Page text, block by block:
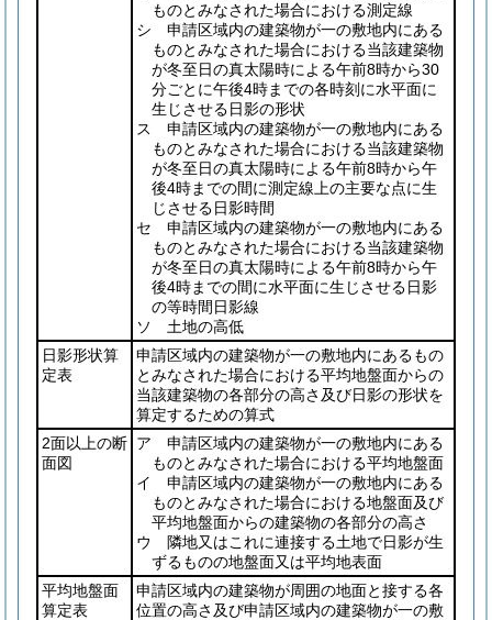
ものとみなされた場合における測定線
シ 申請区域内の建築物が一の敷地内にある
ものとみなされた場合における当該建築物
が冬至日の真太陽時による午前8時から30
分ごとに午後4時までの各時刻に水平面に
生じさせる日影の形状
ス 申請区域内の建築物が一の敷地内にある
ものとみなされた場合における当該建築物
が冬至日の真太陽時による午前8時から午
後4時までの間に測定線上の主要な点に生
じさせる日影時間
セ 申請区域内の建築物が一の敷地内にある
ものとみなされた場合における当該建築物
が冬至日の真太陽時による午前8時から午
後4時までの間に水平面に生じさせる日影
の等時間日影線
ソ 土地の高低
日影形状算
定表
申請区域内の建築物が一の敷地内にあるもの
とみなされた場合における平均地盤面からの
当該建築物の各部分の高さ及び日影の形状を
算定するための算式
2面以上の断
面図
ア 申請区域内の建築物が一の敷地内にある
ものとみなされた場合における平均地盤面
イ 申請区域内の建築物が一の敷地内にある
ものとみなされた場合における地盤面及び
平均地盤面からの建築物の各部分の高さ
ウ 隣地又はこれに連接する土地で日影が生
ずるものの地盤面又は平均地表面
平均地盤面
算定表
申請区域内の建築物が周囲の地面と接する各
位置の高さ及び申請区域内の建築物が一の敷